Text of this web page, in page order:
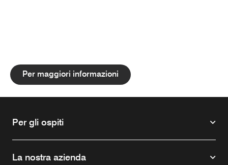
Per maggiori informazioni
Per gli ospiti
La nostra azienda